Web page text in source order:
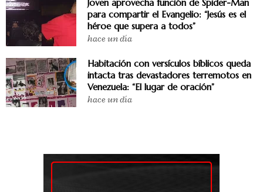
Joven aprovecha función de Spider-Man
para compartir el Evangelio: “Jesús es el
héroe que supera a todos”
hace un día
Habitación con versículos bíblicos queda
intacta tras devastadores terremotos en
Venezuela: “El lugar de oración”
hace un día